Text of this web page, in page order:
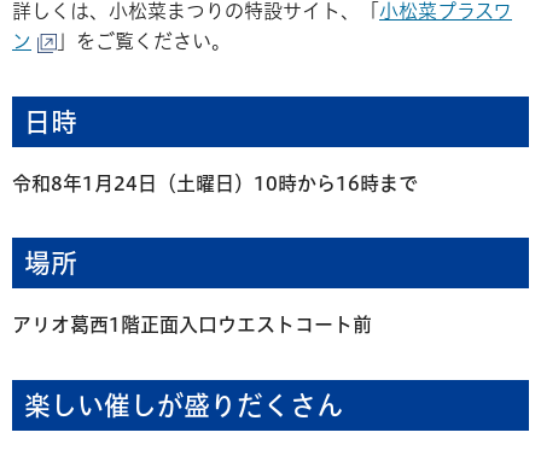
詳しくは、小松菜まつりの特設サイト、「 小松菜プラスワ
ン
」をご覧ください。
日時
令和8年1月24日（土曜日）10時から16時まで
場所
アリオ葛西1階正面入口ウエストコート前
楽しい催しが盛りだくさん